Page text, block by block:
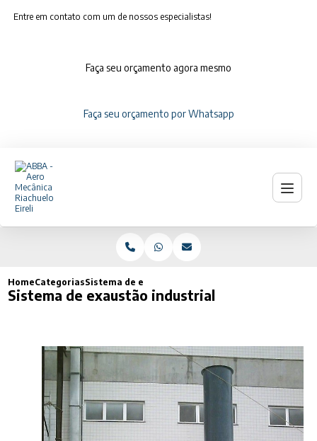
Entre em contato com um de nossos especialistas!
Faça seu orçamento agora mesmo
Faça seu orçamento por Whatsapp
HomeCategoriasSistema de exaustão industrial
Sistema de exaustão industrial